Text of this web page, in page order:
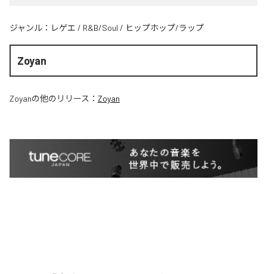
ジャンル： レゲエ / R&B/Soul / ヒップホップ/ラップ
Zoyan
Zoyanの他のリリース： Zoyan